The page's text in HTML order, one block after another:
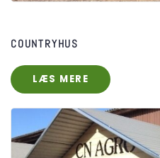
COUNTRYHUS
LÆS MERE